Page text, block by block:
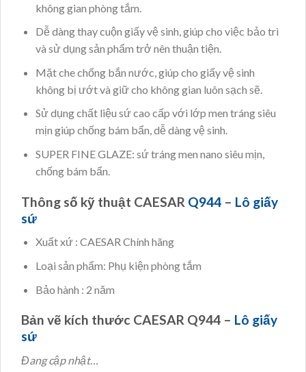
không gian phòng tắm.
Dễ dàng thay cuộn giấy vệ sinh, giúp cho việc bảo trì
và sử dụng sản phẩm trở nên thuận tiện.
Mặt che chống bắn nước, giúp cho giấy vệ sinh
không bị ướt và giữ cho không gian luôn sạch sẽ.
Sử dụng chất liệu sứ cao cấp với lớp men tráng siêu
mịn giúp chống bám bẩn, dễ dàng vệ sinh.
SUPER FINE GLAZE: sứ tráng men nano siêu mịn,
chống bám bẩn.
Thông số kỹ thuật CAESAR Q944 – Lô giấy
sứ
Xuất xứ : CAESAR Chính hãng
Loại sản phẩm: Phụ kiện phòng tắm
Bảo hành : 2 năm
Bản vẽ kích thước CAESAR Q944 – Lô giấy
sứ
Đang cập nhật…